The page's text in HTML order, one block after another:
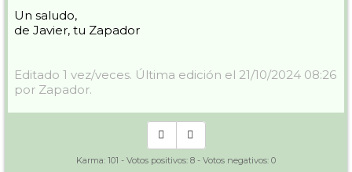
Un saludo,
de Javier, tu Zapador
Editado 1 vez/veces. Última edición el 21/10/2024 08:26
por Zapador.
Karma: 101 - Votos positivos: 8 - Votos negativos: 0